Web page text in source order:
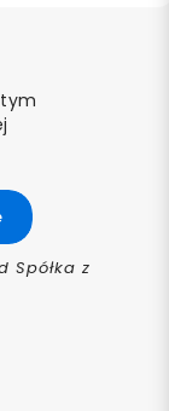
Spółka z